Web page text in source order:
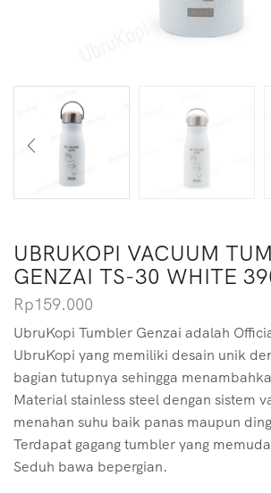
UBRUKOPI VACUUM
GENZAI TS-30 WHITE
Rp159.000
UbruKopi Tumbler Genzai adalah
UbruKopi yang memiliki desain unik
bagian tutupnya sehingga
Material stainless steel dengan sistem
menahan suhu baik panas maupun
Terdapat gagang tumbler yang
Seduh bawa bepergian.